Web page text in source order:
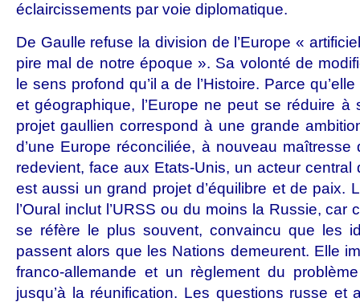
éclaircissements par voie diplomatique.
De Gaulle refuse la division de l’Europe «
pire mal de notre époque ». Sa volonté de
le sens profond qu’il a de l’Histoire. Parce
et géographique, l’Europe ne peut se réduire à
projet gaullien correspond à une grande
d’une Europe réconciliée, à nouveau
redevient, face aux Etats-Unis, un acteur central
est aussi un grand projet d’équilibre et de paix.
l’Oural inclut l’URSS ou du moins la Russie, car
se réfère le plus souvent, convaincu que les
passent alors que les Nations demeurent. Elle
franco-allemande et un règlement du
jusqu’à la réunification. Les questions russe et